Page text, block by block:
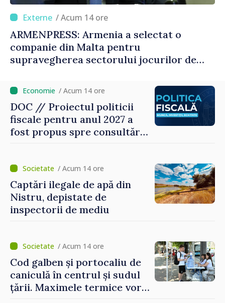
/ Acum 14 ore
ARMENPRESS: Armenia a selectat o
companie din Malta pentru
supravegherea sectorului jocurilor de
/ Acum 14 ore
DOC // Proiectul politicii
fiscale pentru anul 2027 a
fost propus spre consultări
/ Acum 14 ore
Captări ilegale de apă din
Nistru, depistate de
inspectorii de mediu
/ Acum 14 ore
Cod galben și portocaliu de
caniculă în centrul și sudul
țării. Maximele termice vor